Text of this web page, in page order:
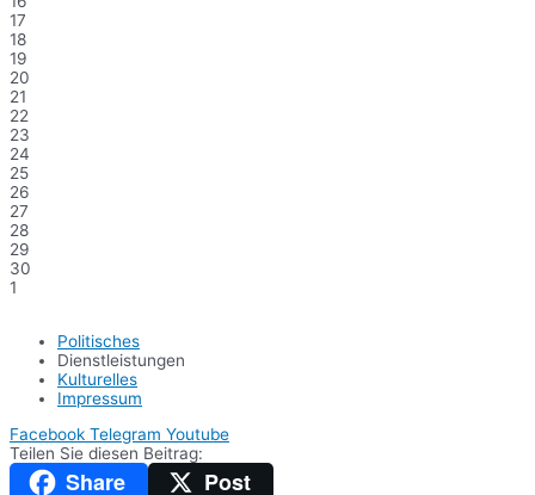
17
18
19
20
21
22
23
24
25
26
27
28
29
30
1
Politisches
Dienstleistungen
Kulturelles
Impressum
Facebook Telegram Youtube
Teilen Sie diesen Beitrag:
Share Post